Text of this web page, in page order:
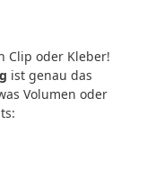
Clip oder Kleber!
ist genau das
Volumen oder